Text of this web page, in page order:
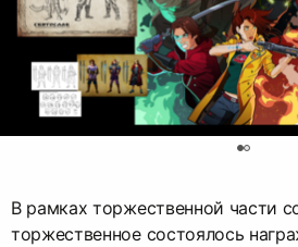
В рамках торжественной части
торжественное состоялось